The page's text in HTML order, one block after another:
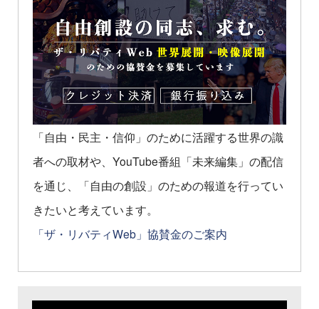
「自由・民主・信仰」のために活躍する世界の識
者への取材や、YouTube番組「未来編集」の配信
を通じ、「自由の創設」のための報道を行ってい
きたいと考えています。
「ザ・リバティWeb」協賛金のご案内